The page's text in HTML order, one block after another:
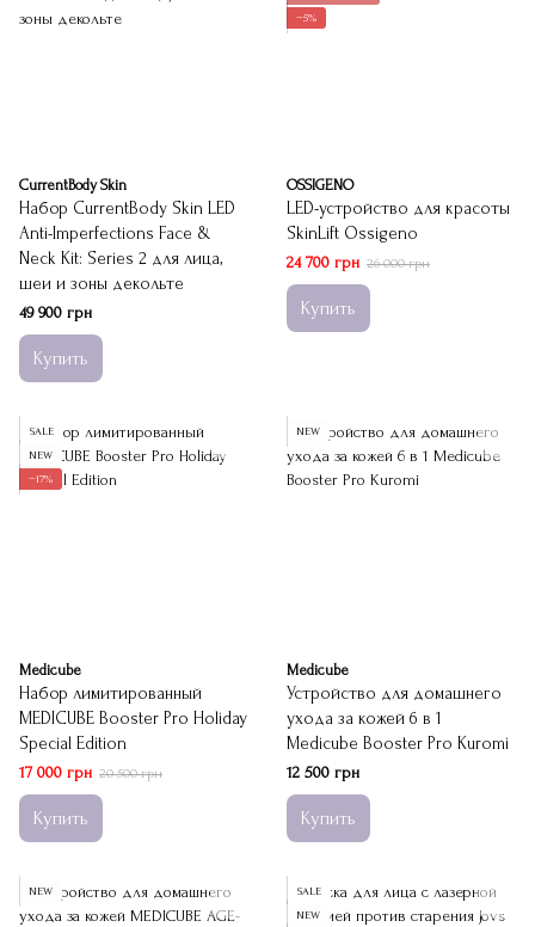
CurrentBody Skin
Набор CurrentBody Skin LED
Anti-Imperfections Face &
Neck Kit: Series 2 для лица,
шеи и зоны декольте
49 900 грн
Купить
−5%
OSSIGENO
LED-устройство для красоты
SkinLift Ossigeno
24 700 грн 26 000 грн
Купить
SALE
NEW
−17%
Medicube
Набор лимитированный
MEDICUBE Booster Pro Holiday
Special Edition
17 000 грн 20 500 грн
Купить
NEW
Medicube
Устройство для домашнего
ухода за кожей 6 в 1
Medicube Booster Pro Kuromi
12 500 грн
Купить
NEW
SALE
NEW